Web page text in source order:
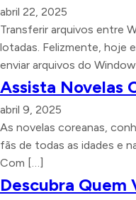
abril 22, 2025
Transferir arquivos entre
lotadas. Felizmente, hoje
enviar arquivos do
Assista Novelas
abril 9, 2025
As novelas coreanas,
fãs de todas as idades e
Com […]
Descubra Quem